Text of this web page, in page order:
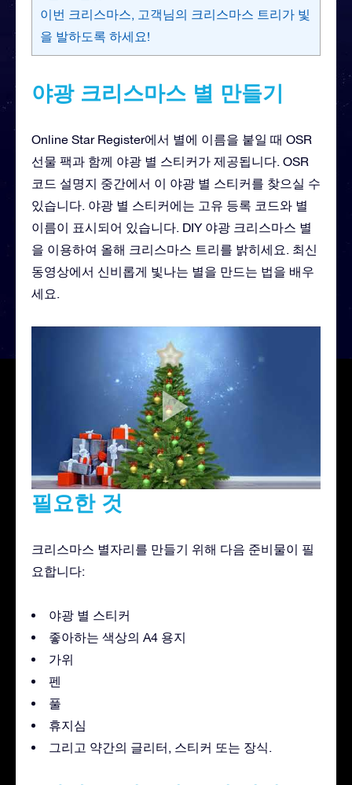
이번 크리스마스, 고객님의 크리스마스 트리가 빛
을 발하도록 하세요!
야광 크리스마스 별 만들기
Online Star Register에서 별에 이름을 붙일 때 OSR
선물 팩과 함께 야광 별 스티커가 제공됩니다. OSR
코드 설명지 중간에서 이 야광 별 스티커를 찾으실 수
있습니다. 야광 별 스티커에는 고유 등록 코드와 별
이름이 표시되어 있습니다. DIY 야광 크리스마스 별
을 이용하여 올해 크리스마스 트리를 밝히세요. 최신
동영상에서 신비롭게 빛나는 별을 만드는 법을 배우
세요.
필요한 것
크리스마스 별자리를 만들기 위해 다음 준비물이 필
요합니다:
야광 별 스티커
좋아하는 색상의 A4 용지
가위
펜
풀
휴지심
그리고 약간의 글리터, 스티커 또는 장식.